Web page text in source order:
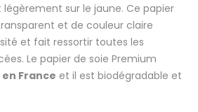
sur le jaune. Ce papier
et de couleur claire
et fait ressortir toutes les
Le papier de soie Premium
France et il est biodégradable et